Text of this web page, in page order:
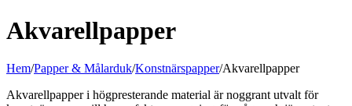
Akvarellpapper
Hem/Papper & Målarduk/Konstnärspapper/Akvarellpapper
Akvarellpapper i högpresterande material är noggrant utvalt för